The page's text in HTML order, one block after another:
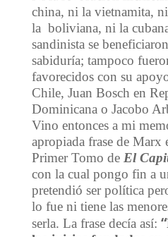
china, ni la vietnamita, ni
la boliviana, ni la
sandinista se
sabiduría; tampoco
favorecidos con su
Chile, Juan Bosch en
Dominicana o Jacobo
Vino entonces a mi
apropiada frase de Marx
Primer Tomo de El
con la cual pongo fin a
pretendió ser política
lo fue ni tiene las
serla. La frase decía así: “